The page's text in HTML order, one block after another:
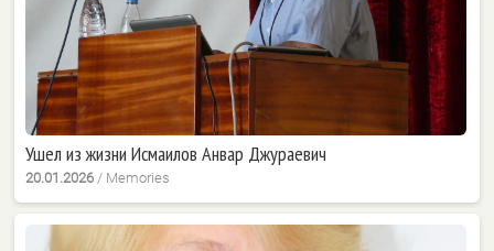
Ушел из жизни Исмаилов Анвар Джураевич
20.01.2026 / Memories